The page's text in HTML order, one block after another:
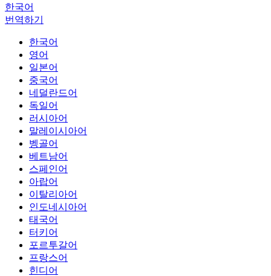
한국어
번역하기
한국어
영어
일본어
중국어
네덜란드어
독일어
러시아어
말레이시아어
벵골어
베트남어
스페인어
아랍어
이탈리아어
인도네시아어
태국어
터키어
포르투갈어
프랑스어
힌디어